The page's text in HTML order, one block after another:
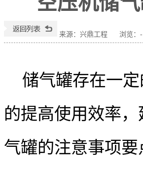
来源：兴鼎工程 浏览： -
储气罐存在一
的提高使用效率
气罐的注意事项要